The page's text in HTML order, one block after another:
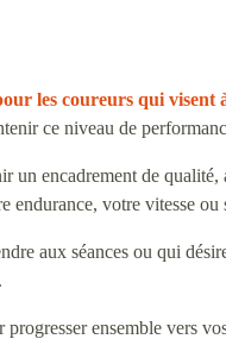
les coureurs qui visent
ce niveau de
un encadrement de
endurance, votre vitesse
aux séances ou qui
ensemble vers